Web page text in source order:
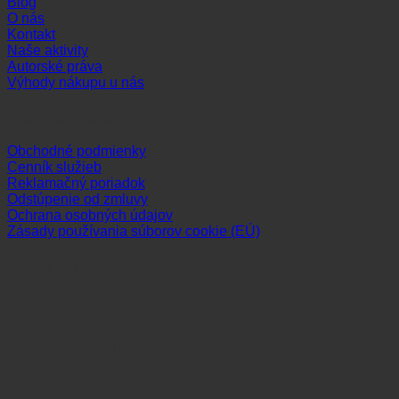
O nás
Kontakt
Naše aktivity
Autorské práva
Výhody nákupu u nás
Obchodné podmienky
Cenník služieb
Reklamačný poriadok
Odstúpenie od zmluvy
Ochrana osobných údajov
Zásady používania súborov cookie (EÚ)